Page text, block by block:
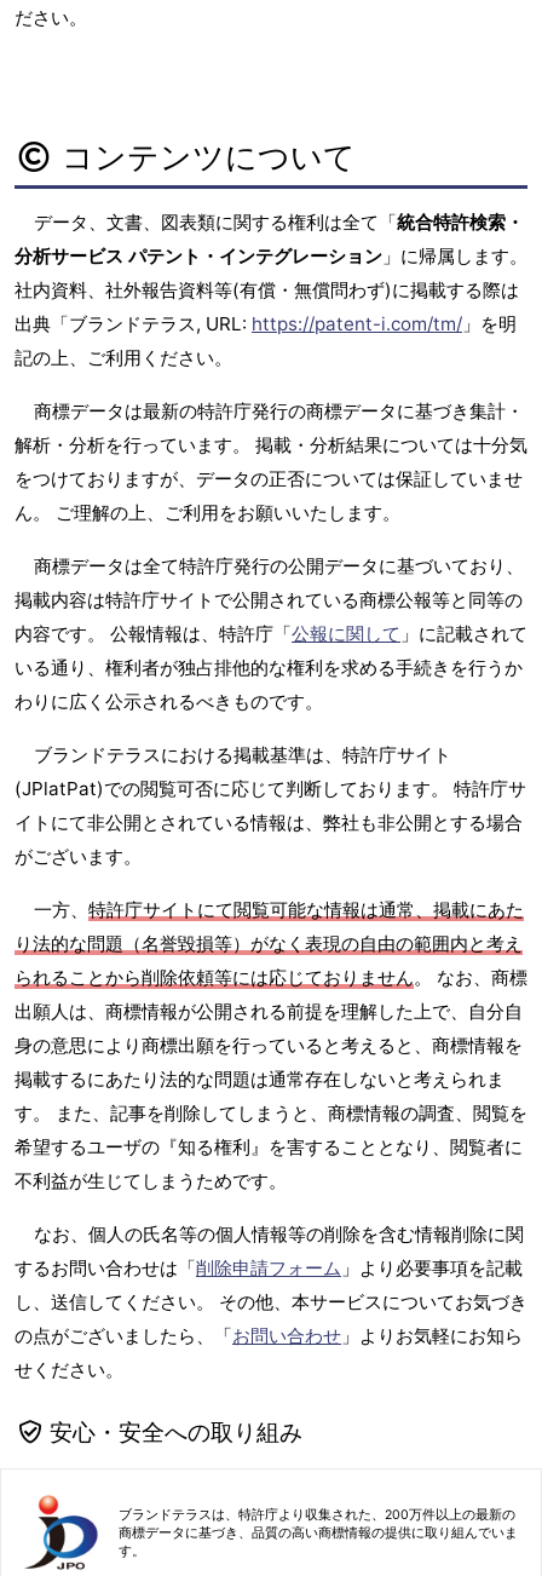
ださい。
コンテンツについて
データ、文書、図表類に関する権利は全て「統合特許検索・
分析サービス パテント・インテグレーション 」に帰属します。
社内資料、社外報告資料等(有償・無償問わず)に掲載する際は
出典「ブランドテラス, URL: https://patent-i.com/tm/ 」を明
記の上、ご利用ください。
商標データは最新の特許庁発行の商標データに基づき集計・
解析・分析を行っています。 掲載・分析結果については十分気
をつけておりますが、データの正否については保証していませ
ん。 ご理解の上、ご利用をお願いいたします。
商標データは全て特許庁発行の公開データに基づいており、
掲載内容は特許庁サイトで公開されている商標公報等と同等の
内容です。 公報情報は、特許庁「公報に関して 」に記載されて
いる通り、権利者が独占排他的な権利を求める手続きを行うか
わりに広く公示されるべきものです。
ブランドテラスにおける掲載基準は、特許庁サイト
(JPlatPat)での閲覧可否に応じて判断しております。 特許庁サ
イトにて非公開とされている情報は、弊社も非公開とする場合
がございます。
一方、 特許庁サイトにて閲覧可能な情報は通常、掲載にあた
り法的な問題（名誉毀損等）がなく表現の自由の範囲内と考え
られることから削除依頼等には応じておりません。 なお、商標
出願人は、商標情報が公開される前提を理解した上で、自分自
身の意思により商標出願を行っていると考えると、商標情報を
掲載するにあたり法的な問題は通常存在しないと考えられま
す。 また、記事を削除してしまうと、商標情報の調査、閲覧を
希望するユーザの『知る権利』を害することとなり、閲覧者に
不利益が生じてしまうためです。
なお、個人の氏名等の個人情報等の削除を含む情報削除に関
するお問い合わせは「削除申請フォーム 」より必要事項を記載
し、送信してください。 その他、本サービスについてお気づき
の点がございましたら、「お問い合わせ 」よりお気軽にお知ら
せください。
安心・安全への取り組み
ブランドテラスは、特許庁より収集された、200万件以上の最新の
商標データに基づき、品質の高い商標情報の提供に取り組んでいま
す。